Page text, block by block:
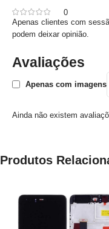
0
Avaliações
Apenas com imagens
Ainda não existem
Apenas clientes com
podem deixar opinião.
Produtos